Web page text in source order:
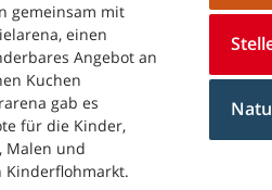
gemeinsam mit
einen
Angebot an
Kuchen
gab es
für die Kinder,
Malen und
Kinderflohmarkt.